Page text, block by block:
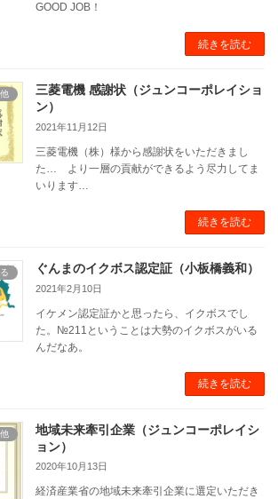
GOOD JOB！
続きを読む
三菱電機 感謝状（ジュンコーポレイショ
ン）
2021年11月12日
三菱電機（株）様から感謝状をいただきまし
た… より一層の貢献ができるよう尽力してま
いります…
続きを読む
ぐんまのイクボス認定証（小板橋義和）
2021年2月10日
イケメン認定証かと思ったら、イクボスでし
た。№211ということは大勢のイクボスがいる
んだなあ。
続きを読む
地域未来牽引企業（ジュンコーポレイシ
ョン）
2020年10月13日
経済産業省の地域未来牽引企業に選定いただき